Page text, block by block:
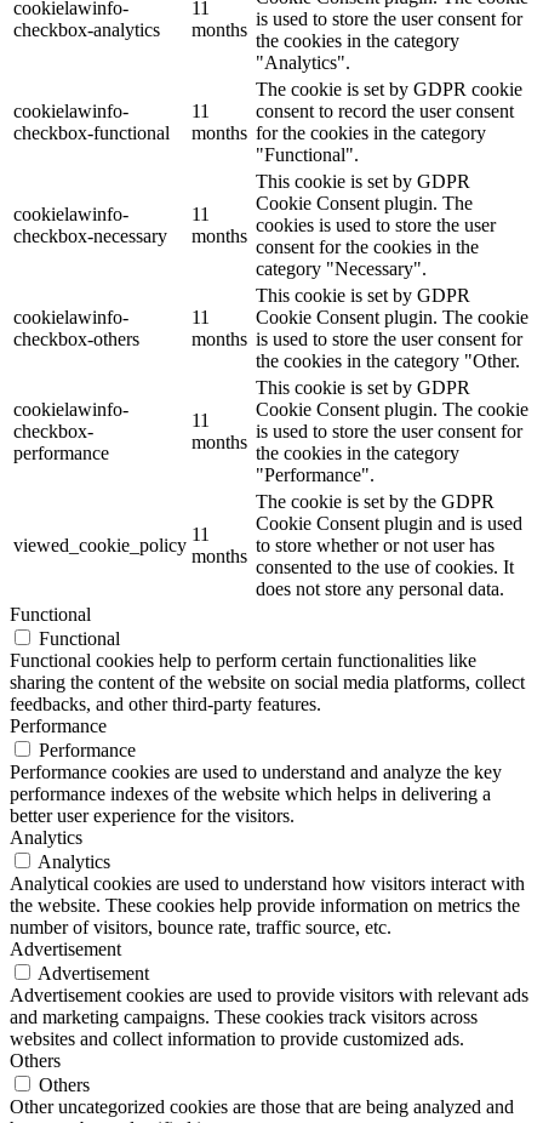
cookielawinfo-
checkbox-analytics
11
months
is used to store the user consent for
the cookies in the category
"Analytics".
cookielawinfo-
checkbox-functional
11
months
The cookie is set by GDPR cookie
consent to record the user consent
for the cookies in the category
"Functional".
cookielawinfo-
checkbox-necessary
11
months
This cookie is set by GDPR
Cookie Consent plugin. The
cookies is used to store the user
consent for the cookies in the
category "Necessary".
cookielawinfo-
checkbox-others
11
months
This cookie is set by GDPR
Cookie Consent plugin. The cookie
is used to store the user consent for
the cookies in the category "Other.
cookielawinfo-
checkbox-
performance
11
months
This cookie is set by GDPR
Cookie Consent plugin. The cookie
is used to store the user consent for
the cookies in the category
"Performance".
viewed_cookie_policy
11
months
The cookie is set by the GDPR
Cookie Consent plugin and is used
to store whether or not user has
consented to the use of cookies. It
does not store any personal data.
Functional
Functional
Functional cookies help to perform certain functionalities like
sharing the content of the website on social media platforms, collect
feedbacks, and other third-party features.
Performance
Performance
Performance cookies are used to understand and analyze the key
performance indexes of the website which helps in delivering a
better user experience for the visitors.
Analytics
Analytics
Analytical cookies are used to understand how visitors interact with
the website. These cookies help provide information on metrics the
number of visitors, bounce rate, traffic source, etc.
Advertisement
Advertisement
Advertisement cookies are used to provide visitors with relevant ads
and marketing campaigns. These cookies track visitors across
websites and collect information to provide customized ads.
Others
Others
Other uncategorized cookies are those that are being analyzed and